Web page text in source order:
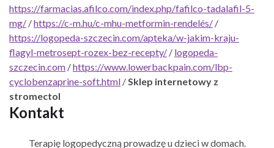
https://farmacias.afilco.com/index.php/fafilco-tadalafil-5-
mg/ /https://c-m.hu/c-mhu-metformin-rendelés/ /
https://logopeda-szczecin.com/apteka/w-jakim-kraju-
flagyl-metrosept-rozex-bez-recepty/ / logopeda-
szczecin.com /https://www.lowerbackpain.com/lbp-
cyclobenzaprine-soft.html / Sklep internetowy z
stromectol
Kontakt
Terapię logopedyczną prowadzę u dzieci w domach.